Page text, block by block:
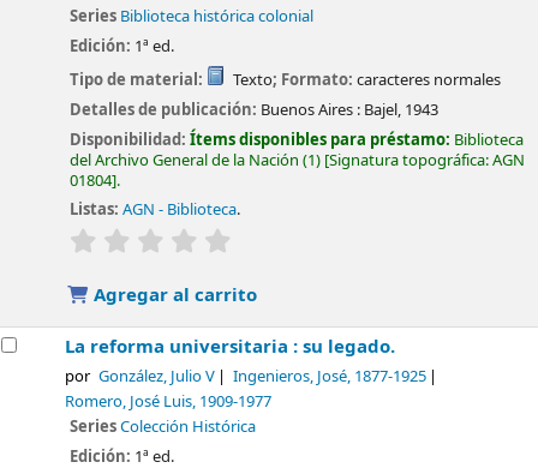
Series Biblioteca histórica colonial
Edición: 1ª ed.
Tipo de material:
Texto; Formato: caracteres normales
Detalles de publicación: Buenos Aires : Bajel, 1943
Disponibilidad:Ítems disponibles para préstamo: Biblioteca
del Archivo General de la Nación (1) Signatura topográfica:AGN
01804 .
Listas: AGN - Biblioteca.
valoración
Agregar al carrito
La reforma universitaria : su legado.
por González, Julio V Ingenieros, José, 1877-1925
Romero, José Luis, 1909-1977
SeriesColección Histórica
Edición: 1ª ed.